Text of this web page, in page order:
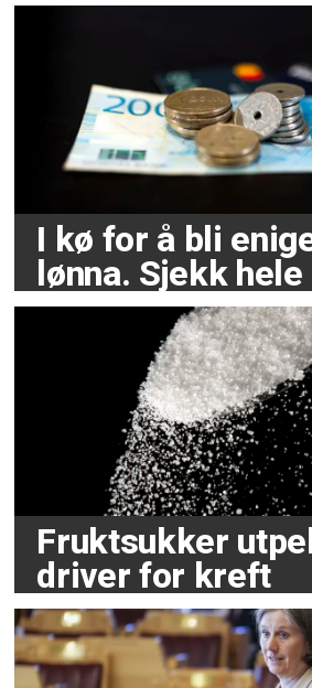
I kø for å bli
lønna. Sjekk
Fruktsukker
driver for kreft